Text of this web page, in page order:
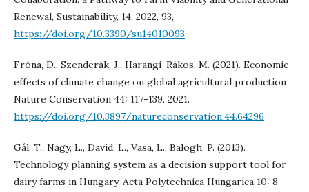
Renewal, Sustainability, 14, 2022, 93,
https://doi.org/10.3390/su14010093
Fróna, D., Szenderák, J., Harangi-Rákos, M. (2021). Economic
effects of climate change on global agricultural production
Nature Conservation 44: 117-139. 2021.
https://doi.org/10.3897/natureconservation.44.64296
Gál, T., Nagy, L., David, L., Vasa, L., Balogh, P. (2013).
Technology planning system as a decision support tool for
dairy farms in Hungary. Acta Polytechnica Hungarica 10: 8